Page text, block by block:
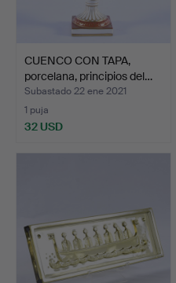
CUENCO CON TAPA,
porcelana, principios del…
Subastado 22 ene 2021
1 puja
32 USD